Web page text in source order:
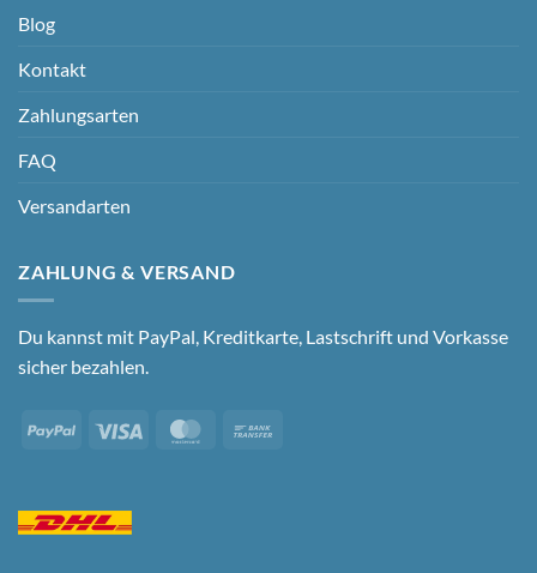
Blog
Kontakt
Zahlungsarten
FAQ
Versandarten
ZAHLUNG & VERSAND
Du kannst mit PayPal, Kreditkarte, Lastschrift und Vorkasse
sicher bezahlen.
PayPal Visa MasterCard